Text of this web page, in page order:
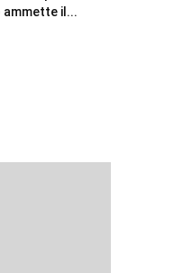
ammette il...